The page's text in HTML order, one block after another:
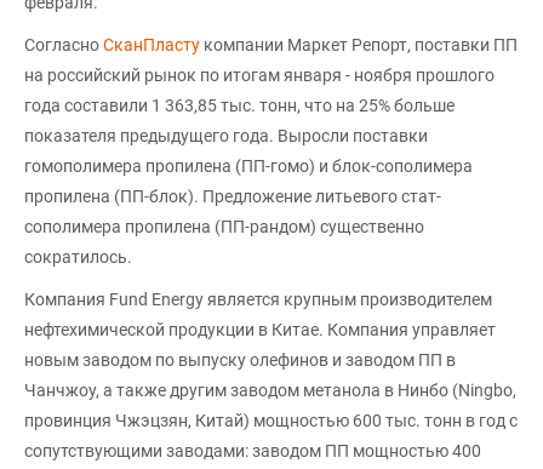
СогласноСканПласту компании Маркет Репорт, поставки ПП
на российский рынок по итогам января - ноября прошлого
года составили 1 363,85 тыс. тонн, что на 25% больше
показателя предыдущего года. Выросли поставки
гомополимера пропилена (ПП-гомо) и блок-сополимера
пропилена (ПП-блок). Предложение литьевого стат-
сополимера пропилена (ПП-рандом) существенно
сократилось.
Компания Fund Energy является крупным производителем
нефтехимической продукции в Китае. Компания управляет
новым заводом по выпуску олефинов и заводом ПП в
Чанчжоу, а также другим заводом метанола в Нинбо (Ningbo,
провинция Чжэцзян, Китай) мощностью 600 тыс. тонн в год с
сопутствующими заводами: заводом ПП мощностью 400